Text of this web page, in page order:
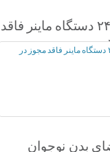
خاموشی ۲۴ دستگاه ماینر فاقد
بدن نوجوان